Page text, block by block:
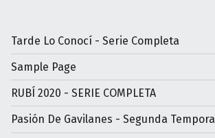
Tarde Lo Conocí - Serie Completa
Sample Page
RUBÍ 2020 - SERIE COMPLETA
Pasión De Gavilanes - Segunda